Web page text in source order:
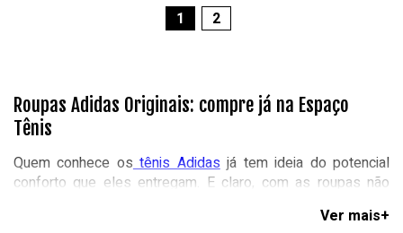
1 2
Roupas Adidas Originais: compre já na Espaço
Tênis
Quem conhece ostênis Adidasjá tem ideia do potencial
conforto que eles entregam. E claro, com as roupas não
e, devido a isso, entrou no